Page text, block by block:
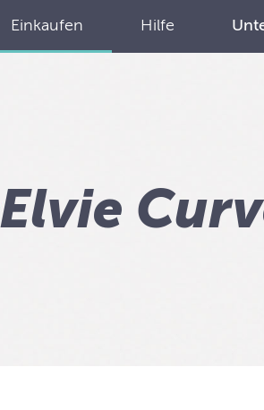
Einkaufen Hilfe
Elvie